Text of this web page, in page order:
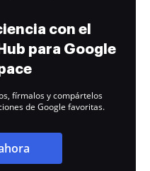
con el
para Google
fírmalos y compártelos
de Google favoritas.